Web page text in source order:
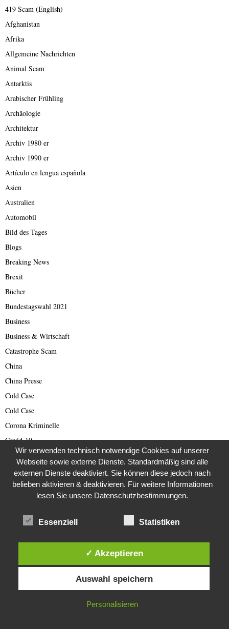
419 Scam (English)
Afghanistan
Afrika
Allgemeine Nachrichten
Animal Scam
Antarktis
Arabischer Frühling
Archäologie
Architektur
Archiv 1980 er
Archiv 1990 er
Artículo en lengua española
Asien
Australien
Automobil
Bild des Tages
Blogs
Breaking News
Brexit
Bücher
Bundestagswahl 2021
Business
Business & Wirtschaft
Catastrophe Scam
China
China Presse
Cold Case
Cold Case
Corona Kriminelle
Covid-19
Damals
Darknet Reporter
Dating Scam
Der Darknetreporter
Deutschland
Die Stem van die Apartheid
Dokumentationen
Diese Website verwendet Cookies. Durch die weitere Nutzung dieser
Website stimmst du der Verwendung von Cookies zu.
IN ORDNUNG
Wir verwenden technisch notwendige Cookies auf unserer
Webseite sowie externe Dienste. Standardmäßig sind alle
externen Dienste deaktiviert. Sie können diese jedoch nach
belieben aktivieren & deaktivieren. Für weitere Informationen
lesen Sie unsere Datenschutzbestimmungen.
Essenziell Statistiken
✓ Akzeptieren
Auswahl speichern
Personalisieren